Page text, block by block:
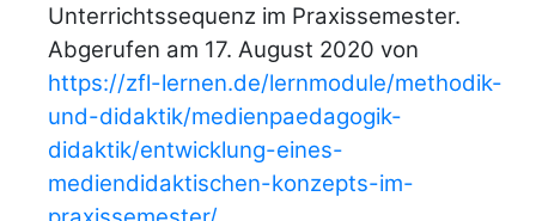
Unterrichtssequenz im Praxissemester.
Abgerufen am 17. August 2020 von
https://zfl-lernen.de/lernmodule/methodik-
und-didaktik/medienpaedagogik-
didaktik/entwicklung-eines-
mediendidaktischen-konzepts-im-